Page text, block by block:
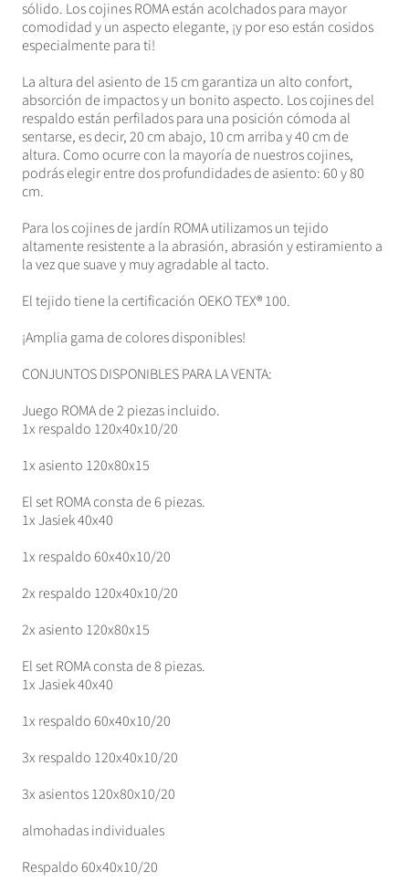
sólido. Los cojines ROMA están acolchados para mayor
comodidad y un aspecto elegante, ¡y por eso están cosidos
especialmente para ti!
La altura del asiento de 15 cm garantiza un alto confort,
absorción de impactos y un bonito aspecto. Los cojines del
respaldo están perfilados para una posición cómoda al
sentarse, es decir, 20 cm abajo, 10 cm arriba y 40 cm de
altura. Como ocurre con la mayoría de nuestros cojines,
podrás elegir entre dos profundidades de asiento: 60 y 80
cm.
Para los cojines de jardín ROMA utilizamos un tejido
altamente resistente a la abrasión, abrasión y estiramiento a
la vez que suave y muy agradable al tacto.
El tejido tiene la certificación OEKO TEX® 100.
¡Amplia gama de colores disponibles!
CONJUNTOS DISPONIBLES PARA LA VENTA:
Juego ROMA de 2 piezas incluido.
1x respaldo 120x40x10/20
1x asiento 120x80x15
El set ROMA consta de 6 piezas.
1x Jasiek 40x40
1x respaldo 60x40x10/20
2x respaldo 120x40x10/20
2x asiento 120x80x15
El set ROMA consta de 8 piezas.
1x Jasiek 40x40
1x respaldo 60x40x10/20
3x respaldo 120x40x10/20
3x asientos 120x80x10/20
almohadas individuales
Respaldo 60x40x10/20